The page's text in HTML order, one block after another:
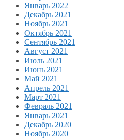
Январь 2022
Декабрь 2021
Ноябрь 2021
Октябрь 2021
Сентябрь 2021
Август 2021
Июль 2021
Июнь 2021
Май 2021
Апрель 2021
Март 2021
Февраль 2021
Январь 2021
Декабрь 2020
Ноябрь 2020